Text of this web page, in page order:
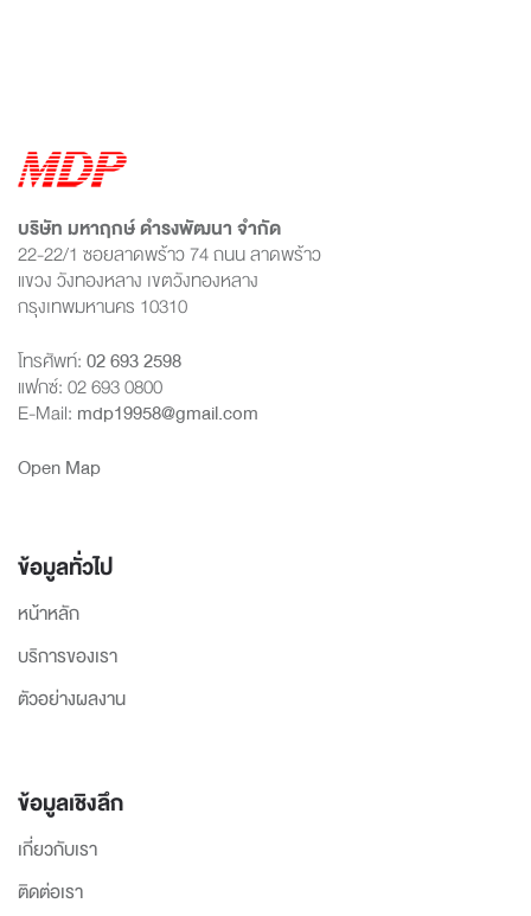
บริษัท มหาฤกษ์ ดำรงพัฒนา จำกัด
22-22/1 ซอยลาดพร้าว 74 ถนน ลาดพร้าว
แขวง วังทองหลาง เขตวังทองหลาง
กรุงเทพมหานคร 10310
โทรศัพท์:02 693 2598
แฟกซ์: 02 693 0800
E-Mail: mdp19958@gmail.com
Open Map
ข้อมูลทั่วไป
หน้าหลัก
บริการของเรา
ตัวอย่างผลงาน
ข้อมูลเชิงลึก
เกี่ยวกับเรา
ติดต่อเรา